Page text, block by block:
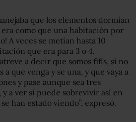
que los elementos dormían
como que una habitación por
A veces se metían hasta 10
que era para 3 o 4.
a decir que somos fifís, si no
que venga y se una, y que vaya a
y pase aunque sea tres
a ver si puede sobrevivir así en
han estado viendo”, expresó.